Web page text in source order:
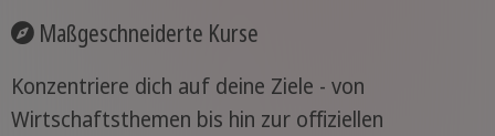
Maßgeschneiderte Kurse
Konzentriere dich auf deine Ziele - von
Wirtschaftsthemen bis hin zur offiziellen